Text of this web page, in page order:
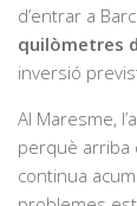
d’entrar a
quilòmetres
inversió
Al Maresme,
perquè arriba
continua